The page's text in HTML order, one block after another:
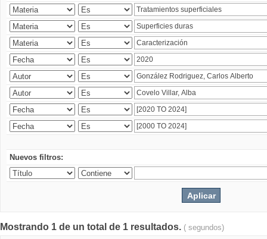
Nuevos filtros:
Mostrando 1 de un total de 1 resultados. ( segundos)